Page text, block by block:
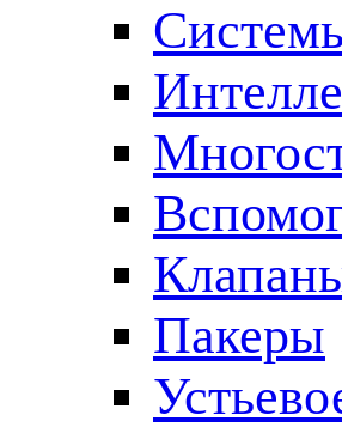
Пакеры